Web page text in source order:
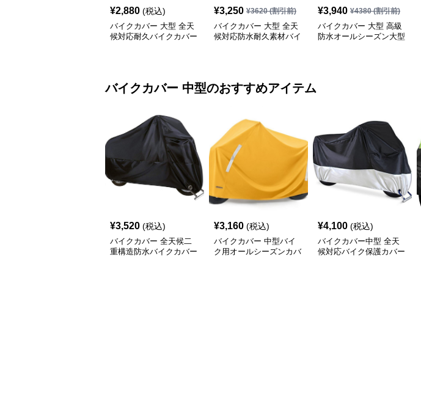
¥2,880 (税込)
バイクカバー 大型 全天
候対応耐久バイクカバー
¥3,250 ¥3620(割引前)
バイクカバー 大型 全天
候対応防水耐久素材バイ
¥3,940 ¥4380(割引前)
バイクカバー 大型 高級
防水オールシーズン大型
バイクカバー 中型のおすすめアイテム
¥3,520 (税込)
バイクカバー 全天候二
重構造防水バイクカバー
¥3,160 (税込)
バイクカバー 中型バイ
ク用オールシーズンカバ
¥4,100 (税込)
バイクカバー中型 全天
候対応バイク保護カバー